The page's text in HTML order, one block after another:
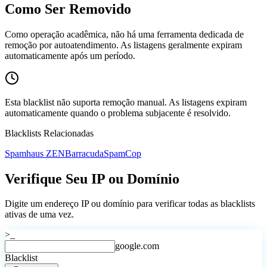
Como Ser Removido
Como operação acadêmica, não há uma ferramenta dedicada de
remoção por autoatendimento. As listagens geralmente expiram
automaticamente após um período.
Esta blacklist não suporta remoção manual. As listagens expiram
automaticamente quando o problema subjacente é resolvido.
Blacklists Relacionadas
Spamhaus ZENBarracudaSpamCop
Verifique Seu IP ou Domínio
Digite um endereço IP ou domínio para verificar todas as blacklists
ativas de uma vez.
>_
google.com
Blacklist